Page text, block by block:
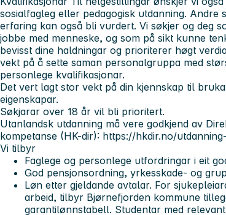
sosialfagleg eller pedagogisk utdanning.
erfaring kan også bli vurdert. Vi søkjer og deg
jobbe med menneske, og som på sikt kunne
bevisst dine haldningar og prioriterer høgt
vekt på å sette saman personalgruppa med
personlege kvalifikasjonar.
Det vert lagt stor vekt på din kjennskap til
eigenskapar.
Søkjarar over 18 år vil bli prioritert.
Utanlandsk utdanning må vere godkjend av
kompetanse (HK-dir): https://hkdir.no/
Vi tilbyr
Faglege og personlege utfordringar i eit
God pensjonsordning, yrkesskade- og
Løn etter gjeldande avtalar. For
arbeid, tilbyr Bjørnefjorden kommune
garantilønnstabell. Studentar med